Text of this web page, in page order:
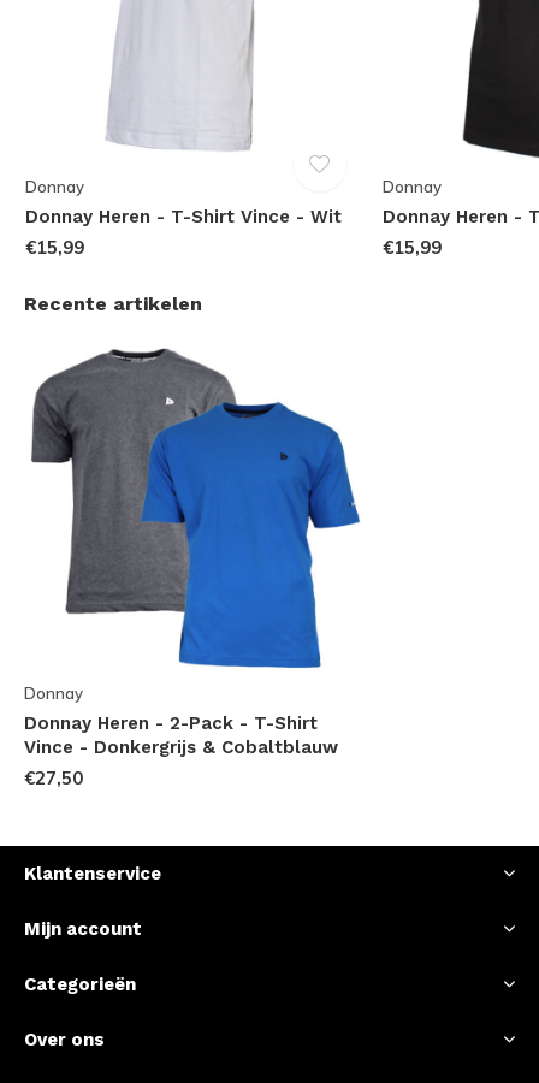
Donnay
Donnay Heren - T-Shirt Vince - Wit
€15,99
Donnay
Donnay Heren -
€15,99
Recente artikelen
Donnay
Donnay Heren - 2-Pack - T-Shirt
Vince - Donkergrijs & Cobaltblauw
€27,50
Klantenservice
Mijn account
Categorieën
Over ons